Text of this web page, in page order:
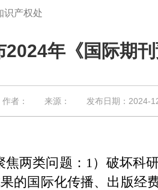
识产权处
2024年《国际期
作者： 来源： 发布日期：2024-
两类问题：1）破坏科
的国际化传播、出版经